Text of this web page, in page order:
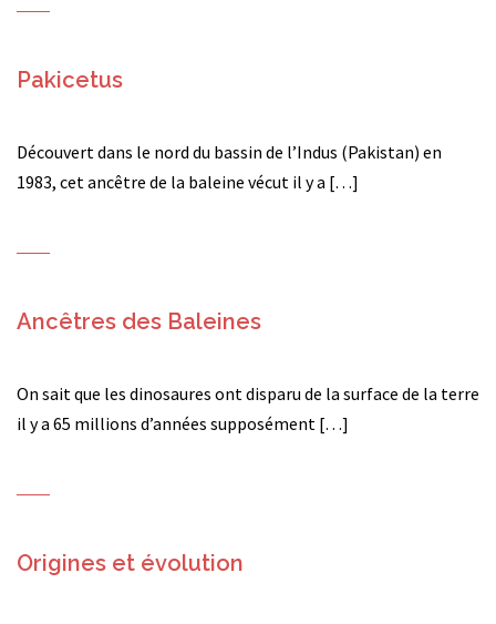
Pakicetus
Découvert dans le nord du bassin de l’Indus (Pakistan) en
1983, cet ancêtre de la baleine vécut il y a […]
Ancêtres des Baleines
On sait que les dinosaures ont disparu de la surface de la terre
il y a 65 millions d’années supposément […]
Origines et évolution